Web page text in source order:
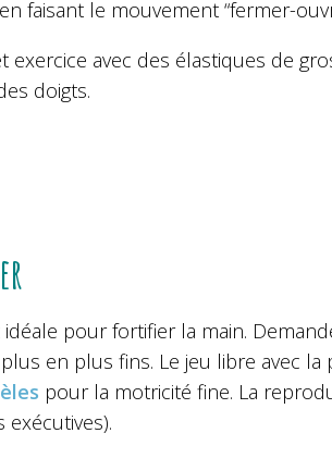
faisant le mouvement “fermer-
exercice avec des élastiques de
doigts.
pour fortifier la main.
en plus fins. Le jeu libre avec
pour la motricité fine. La
exécutives).